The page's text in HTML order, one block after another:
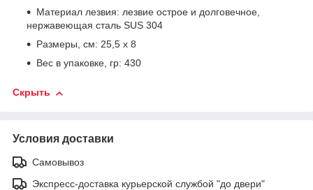
Материал лезвия: лезвие острое и долговечное,
нержавеющая сталь SUS 304
Размеры, см: 25,5 х 8
Вес в упаковке, гр: 430
Скрыть
Условия доставки
Самовывоз
Экспресс-доставка курьерской службой "до двери"